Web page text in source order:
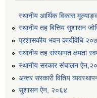
स्थानीय आर्थिक विकास
स्थानीय तह बित्तिय सुशासन
प्रशासकीय भवन कार्यविधि
स्थानीय तह संस्थागत क्षमता
स्थानीय सरकार संचालन
अन्तर सरकारी वितिय
सुशासन ऐन, २०६४